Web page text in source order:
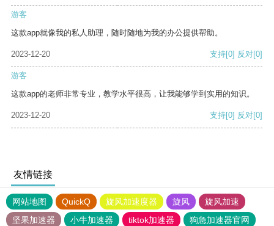
游客
这款app就像我的私人助理，随时随地为我的办公提供帮助。
2023-12-20 支持[0] 反对[0]
游客
这款app的老师非常专业，教学水平很高，让我能够学到实用的知识。
2023-12-20 支持[0] 反对[0]
友情链接
网站地图 QuickQ 旋风加速度器 旋风
旋风加速
坚果加速器
小牛加速器 tiktok加速器 狗急加速器官网